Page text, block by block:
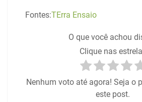
Fontes:TErra Ensaio
O que você achou
Clique nas
Nenhum voto até agora! Seja o
este post.